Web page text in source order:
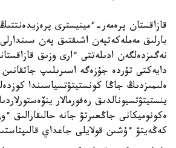
قازاقستان پرەمەر-ءمينيسترى
بارلىق مەملەكەتپەن اشىقتىق پەن
نەگىزدەلگەن ادىلەتتى ءارى وزىق
دايەكتى تۇردە جۇزەگە اسىرىلىپ
ەلىمىزدىڭ جاڭا كونستيتۋتسياسىندا
ينستيتۋتسيونالدىق رەفورمالار
ەكونوميكانى جاڭعىرتۋ جانە حالىقارالىق
كەڭەيتۋ ءۇشىن قولايلى جاعداي